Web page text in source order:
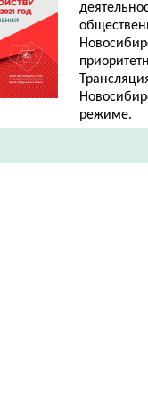
режиме.